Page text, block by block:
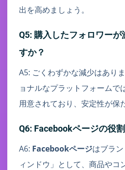
出を高めましょう。
Q5: 購入したフォロワーが
すか？
A5: ごくわずかな減少はあり
ョナルなプラットフォームで
用意されており、安定性が保
Q6: Facebookページの役
A6: Facebookページはブラ
ィンドウ」として、商品やコ